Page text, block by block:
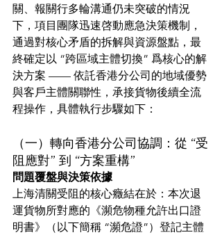
關、報關行多輪溝通仍未突破的情況
下，項目團隊迅速啓動應急決策機制，
通過對核心矛盾的拆解與資源盤點，最
終確定以 “跨區域主體切換” 爲核心的解
決方案 —— 依託香港分公司的地域優勢
與客戶主體關聯性，承接貨物後續全流
程操作，具體執行步驟如下：
（一）轉向香港分公司協調：從 “受
阻應對” 到 “方案重構”
問題覆盤與決策依據
上海清關受阻的核心癥結在於：本次退
運貨物所對應的《瀕危物種允許出口證
明書》（以下簡稱 “瀕危證”）登記主體